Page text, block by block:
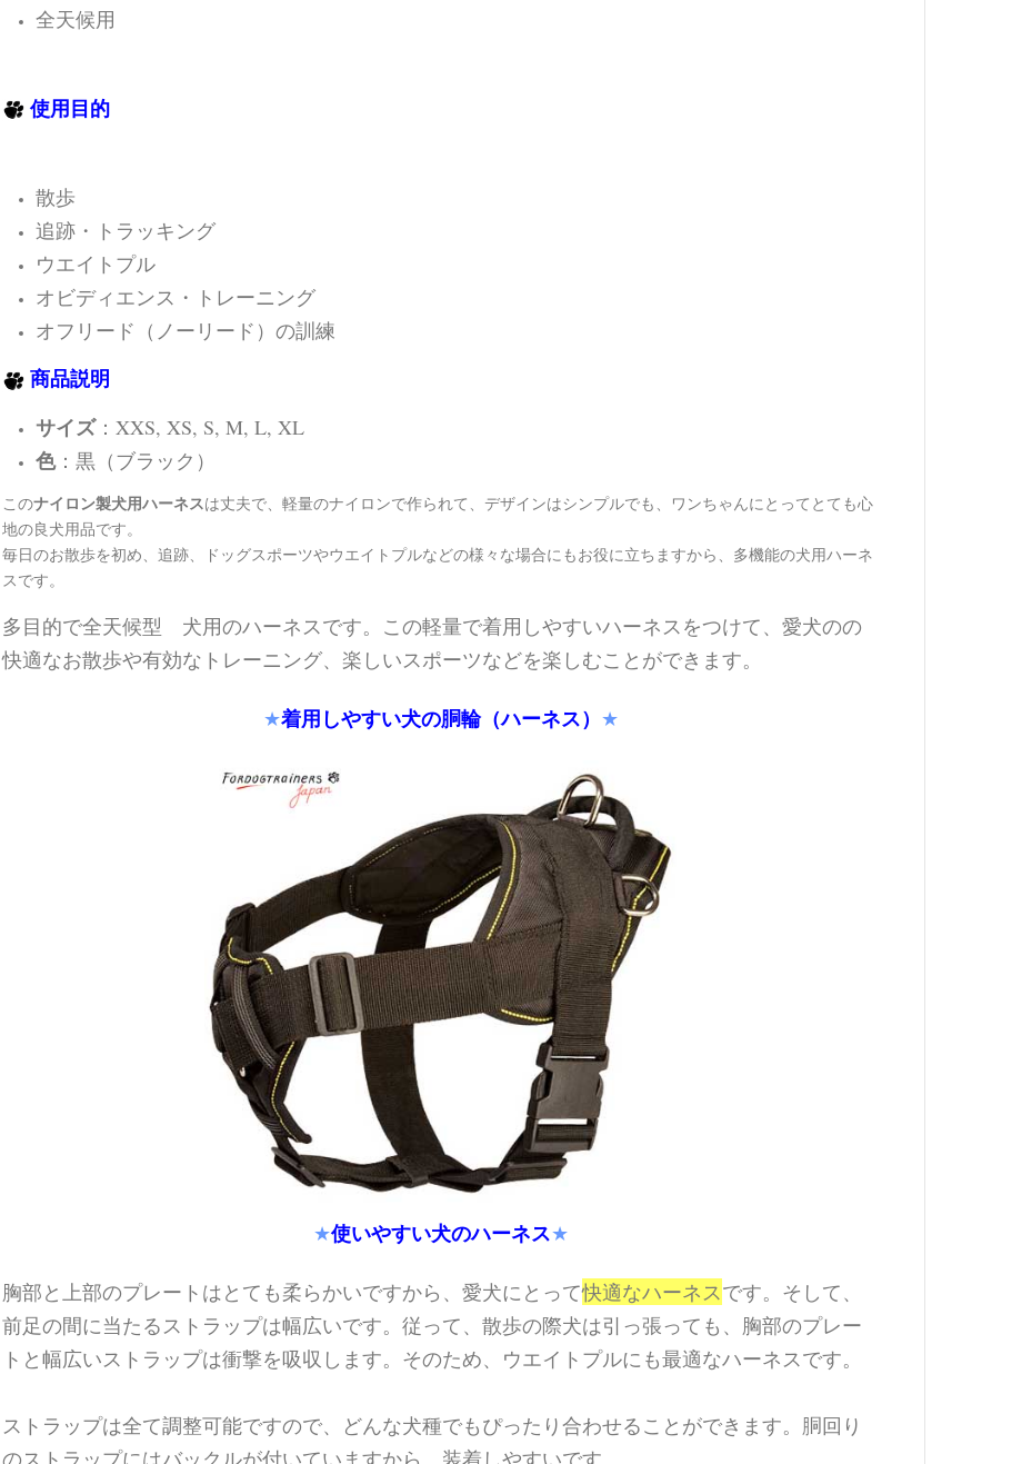
全天候用
使用目的
散歩
追跡・トラッキング
ウエイトプル
オビディエンス・トレーニング
オフリード（ノーリード）の訓練
商品説明
サイズ：XXS, XS, S, M, L, XL
色：黒（ブラック）
このナイロン製犬用ハーネスは丈夫で、軽量のナイロンで作られて、デザインはシンプルでも、ワンちゃんにとってとても心
地の良犬用品です。
毎日のお散歩を初め、追跡、ドッグスポーツやウエイトプルなどの様々な場合にもお役に立ちますから、多機能の犬用ハーネ
スです。
多目的で全天候型 犬用のハーネスです。この軽量で着用しやすいハーネスをつけて、愛犬のの
快適なお散歩や有効なトレーニング、楽しいスポーツなどを楽しむことができます。
★着用しやすい犬の胴輪（ハーネス） ★
★使いやすい犬のハーネス★
胸部と上部のプレートはとても柔らかいですから、愛犬にとって快適なハーネスです。そして、
前足の間に当たるストラップは幅広いです。従って、散歩の際犬は引っ張っても、胸部のプレー
トと幅広いストラップは衝撃を吸収します。そのため、ウエイトプルにも最適なハーネスです。
ストラップは全て調整可能ですので、どんな犬種でもぴったり合わせることができます。胴回り
のストラップにはバックルが付いていますから、装着しやすいです。